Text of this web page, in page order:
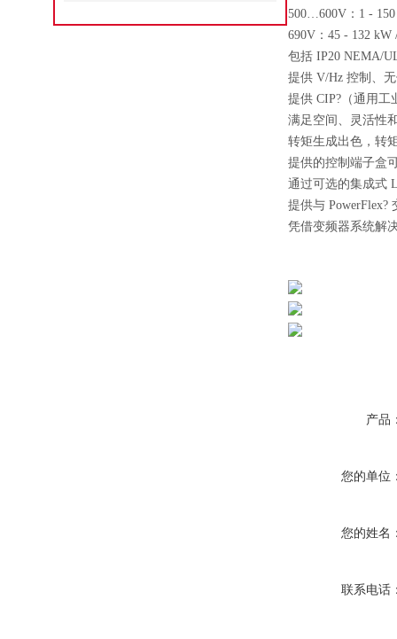
500…600V：1 -
690V：45 - 132 kW
包括 IP20 NEMA/
提供 V/Hz 控制、
提供 CIP?（通用工
满足空间、灵活性
转矩生成出色，转
提供的控制端子盒
通过可选的集成式
提供与
凭借变频器系统解
产品
您的单位
您的姓名
联系电话